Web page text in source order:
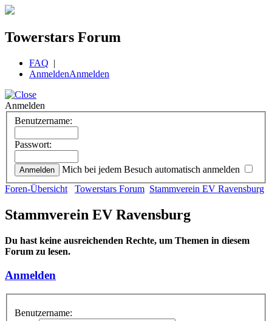
Towerstars Forum
FAQ |
AnmeldenAnmelden
Anmelden
Benutzername:
Passwort:
Mich bei jedem Besuch automatisch anmelden
Foren-Übersicht
Towerstars Forum Stammverein EV Ravensburg
Stammverein EV Ravensburg
Du hast keine ausreichenden Rechte, um Themen in diesem
Forum zu lesen.
Anmelden
Benutzername: